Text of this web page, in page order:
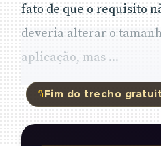
fato de que o requisito
deveria alterar o
aplicação, mas ...
Fim do trecho